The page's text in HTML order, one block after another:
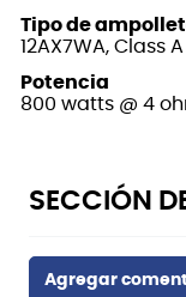
Tipo de
12AX7WA, Class A
Potencia
800 watts @ 4